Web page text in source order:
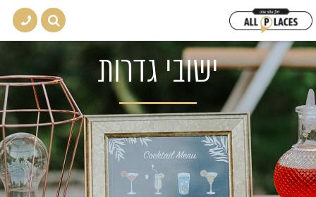
ישובי גדרות